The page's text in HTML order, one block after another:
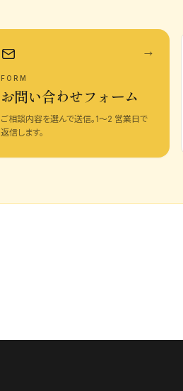
→
FORM
お問い合わせフォーム
ご相談内容を選んで送信。1〜2 営業日で
返信します。